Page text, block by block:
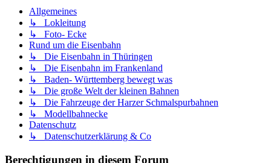
Allgemeines
↳ Lokleitung
↳ Foto- Ecke
Rund um die Eisenbahn
↳ Die Eisenbahn in Thüringen
↳ Die Eisenbahn im Frankenland
↳ Baden- Württemberg bewegt was
↳ Die große Welt der kleinen Bahnen
↳ Die Fahrzeuge der Harzer Schmalspurbahnen
↳ Modellbahnecke
Datenschutz
↳ Datenschutzerklärung & Co
Berechtigungen in diesem Forum